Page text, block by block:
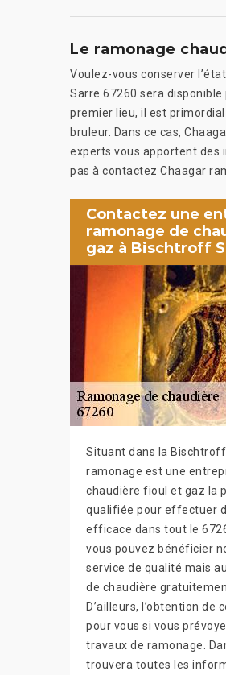
Le ramonage
Voulez-vous conserver
Sarre 67260 sera
premier lieu, il est
bruleur. Dans ce cas,
experts vous apportent des
pas à contactez Chaagar
Contactez une
ramonage de
gaz à Bischtroff
Situant dans la
ramonage est une
chaudière fioul et gaz la
qualifiée pour effectuer
efficace dans tout le
vous pouvez bénéficier
service de qualité mais
de chaudière
D’ailleurs, l’obtention de
pour vous si vous
travaux de ramonage.
trouvera toutes les